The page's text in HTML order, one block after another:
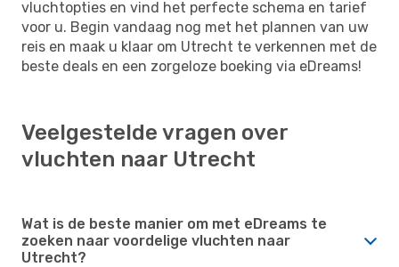
vluchtopties en vind het perfecte schema en tarief
voor u. Begin vandaag nog met het plannen van uw
reis en maak u klaar om Utrecht te verkennen met de
beste deals en een zorgeloze boeking via eDreams!
Veelgestelde vragen over
vluchten naar Utrecht
Wat is de beste manier om met eDreams te
zoeken naar voordelige vluchten naar
Utrecht?